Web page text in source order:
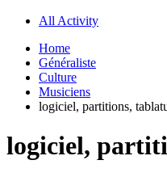
All Activity
Home
Généraliste
Culture
Musiciens
logiciel, partitions,
logiciel,